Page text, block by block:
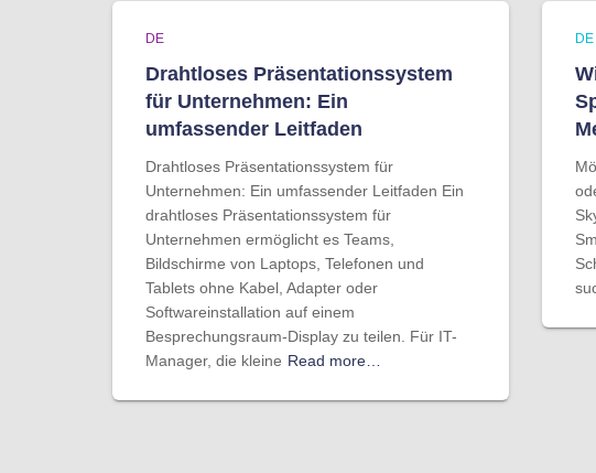
DE
Drahtloses Präsentationssystem
für Unternehmen: Ein
umfassender Leitfaden
Drahtloses Präsentationssystem für
Unternehmen: Ein umfassender Leitfaden Ein
drahtloses Präsentationssystem für
Unternehmen ermöglicht es Teams,
Bildschirme von Laptops, Telefonen und
Tablets ohne Kabel, Adapter oder
Softwareinstallation auf einem
Besprechungsraum-Display zu teilen. Für IT-
Manager, die kleine Read more…
DE